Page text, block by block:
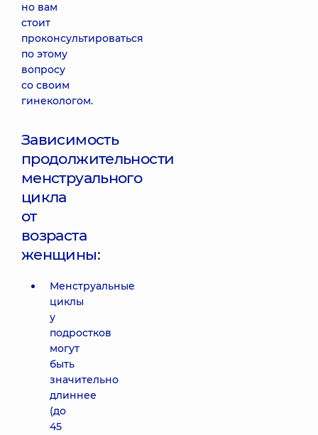
но вам
стоит
проконсультироваться
по этому
вопросу
со своим
гинекологом.
Зависимость
продолжительности
менструального
цикла
от
возраста
женщины:
Менструальные
циклы
у
подростков
могут
быть
значительно
длиннее
(до
45